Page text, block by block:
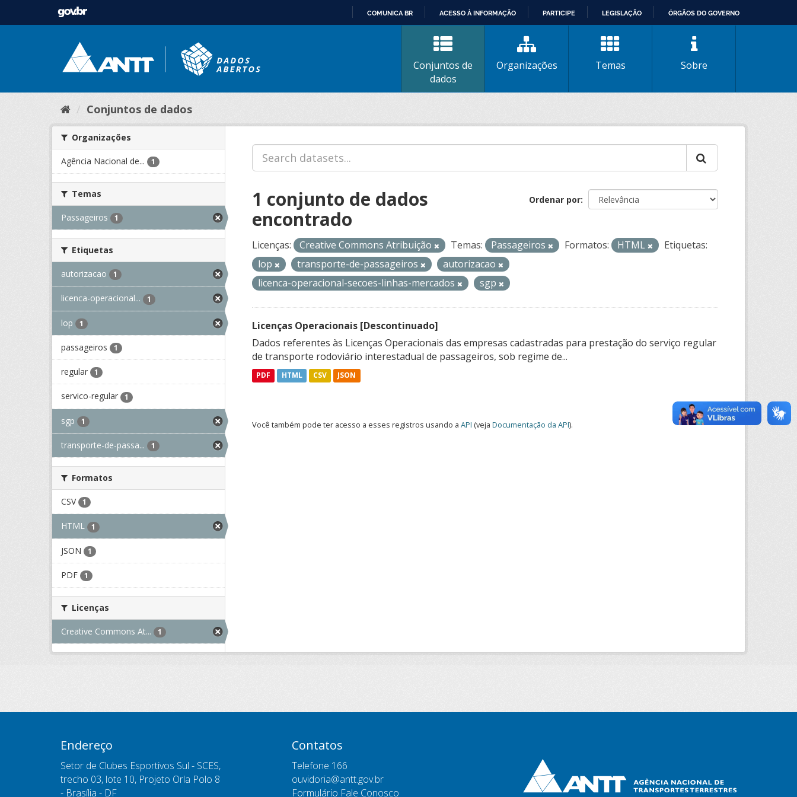
CONTEÚDO
COMUNICA BR ACESSO À INFORMAÇÃO PARTICIPE LEGISLAÇÃO ÓRGÃOS DO GOVERNO
Conjuntos de
dados
Organizações Temas Sobre
Conjuntos de dados
Organizações
Agência Nacional de... 1
Temas
Passageiros 1
Etiquetas
autorizacao 1
licenca-operacional... 1
lop 1
passageiros 1
regular 1
servico-regular 1
sgp 1
transporte-de-passa... 1
Formatos
CSV 1
HTML 1
JSON 1
PDF 1
Licenças
Creative Commons At... 1
Ordenar por
1 conjunto de dados
encontrado
Licenças: Creative Commons Atribuição Temas: Passageiros Formatos: HTML
Etiquetas:
lop
transporte-de-passageiros
autorizacao
licenca-operacional-secoes-linhas-mercados
sgp
Licenças Operacionais [Descontinuado]
Dados referentes às Licenças Operacionais das empresas cadastradas para prestação do serviço regular
de transporte rodoviário interestadual de passageiros, sob regime de...
PDF HTML CSV JSON
Você também pode ter acesso a esses registros usando a API (veja Documentação da API).
Endereço
Setor de Clubes Esportivos Sul - SCES,
trecho 03, lote 10, Projeto Orla Polo 8
- Brasília - DF
Contatos
Telefone 166
ouvidoria@antt.gov.br
Formulário Fale Conosco